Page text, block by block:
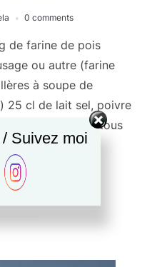
0 comments
de farine de pois
ou autre (farine
à soupe de
25 cl de lait sel, poivre
Mélangez tous
lisse et […]
Suivez moi